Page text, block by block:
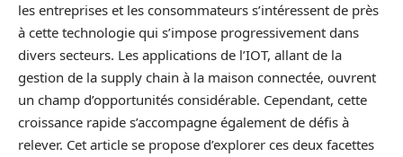
les entreprises et les consommateurs s’intéressent de près
à cette technologie qui s’impose progressivement dans
divers secteurs. Les applications de l’IOT, allant de la
gestion de la supply chain à la maison connectée, ouvrent
un champ d’opportunités considérable. Cependant, cette
croissance rapide s’accompagne également de défis à
relever. Cet article se propose d’explorer ces deux facettes